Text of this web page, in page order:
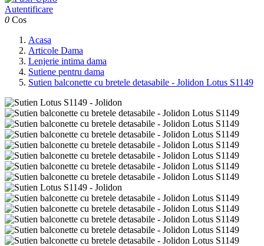
Autentificare
0 Cos
Acasa
Articole Dama
Lenjerie intima dama
Sutiene pentru dama
Sutien balconette cu bretele detasabile - Jolidon Lotus S1149